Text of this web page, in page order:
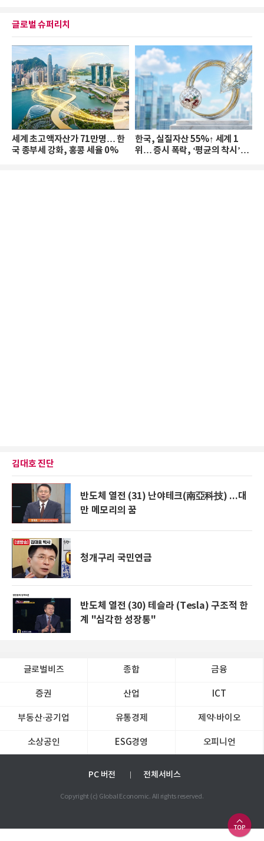
글로벌 슈퍼리치
세계 초고액자산가 71만명… 한
국 종부세 강화, 홍콩 세율 0%
한국, 실질자산 55%↑ 세계 1
위… 증시 폭락, ‘평균의 착시’와
김대호 진단
반도체 열전 (31) 난야테크(南亞科技) ...대
만 메모리의 꿈
청개구리 국민연금
반도체 열전 (30) 테슬라 (Tesla) 구조적 한
계 "심각한 성장통"
글로벌비즈 종합 금융
증권 산업 ICT
부동산·공기업 유통경제 제약∙바이오
소상공인 ESG경영 오피니언
PC 버전 전체서비스
Copyright (c) Global Economic. All rights reserved.